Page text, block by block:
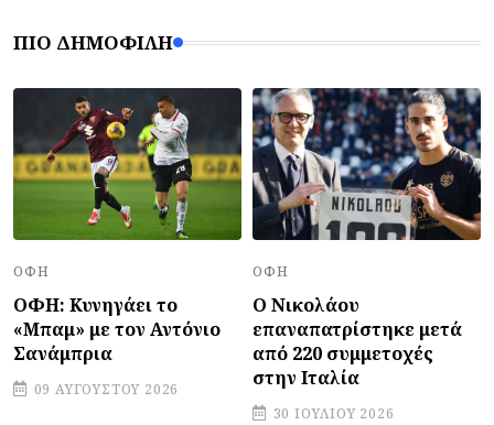
ΠΙΟ ΔΗΜΟΦΙΛΉ
ΟΦΗ
ΟΦΗ: Κυνηγάει το
«Μπαμ» με τον Αντόνιο
Σανάμπρια
09 ΑΥΓΟΎΣΤΟΥ 2026
ΟΦΗ
Ο Νικολάου
επαναπατρίστηκε μετά
από 220 συμμετοχές
στην Ιταλία
30 ΙΟΥΛΊΟΥ 2026